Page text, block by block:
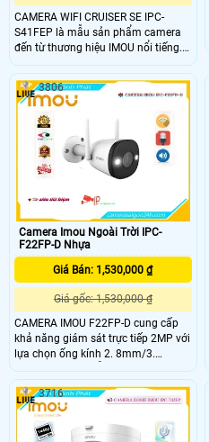
CAMERA WIFI CRUISER SE IPC-
S41FEP là mẫu sản phẩm camera
đến từ thương hiệu IMOU nổi tiếng.
Sở hữu hình ảnh sắc nét với độ
phân giải lên đến 4mp, đèn LED full
color cho ra hình ảnh có màu ban
đêm, đàm thoại 2 chiều thông minh,
quay xoay 360 độ cùng chống nước
chuẩn IP66 giúp cho camera dễ
dàng lắp đặt và hoạt động được
trong nhiều điều kiện cũng như vị trí
Camera Imou Ngoài Trời IPC-
F22FP-D Nhựa
Giá Bán: 1,530,000 ₫
Giá gốc: 1,530,000 ₫
CAMERA IMOU F22FP-D cung cấp
khả năng giám sát trực tiếp 2MP với
lựa chọn ống kính 2. 8mm/3.
6mm/6mm, nó hỗ trợ bốn đêm các
chế độ tầm nhìn cho độ rõ nét như
ban ngày ngay cả trong bóng tối.
CAMERA IMOU F22FP-D có cảm
biến 1080P và thuật toán IR tiên tiến
3806
3716